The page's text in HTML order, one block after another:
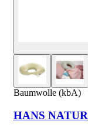
Baumwolle (kbA)
HANS NATUR